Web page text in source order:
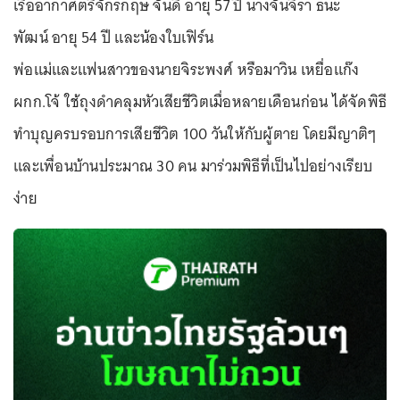
เรืออากาศตรีจักรกฤษ จั่นดี อายุ 57 ปี นางจันจิรา ธนะ
พัฒน์ อายุ 54 ปี และน้องใบเฟิร์น
พ่อแม่และแฟนสาวของนายจิระพงศ์ หรือมาวิน เหยื่อแก๊ง
ผกก.โจ้ ใช้ถุงดำคลุมหัวเสียชีวิตเมื่อหลายเดือนก่อน ได้จัดพิธี
ทำบุญครบรอบการเสียชีวิต 100 วันให้กับผู้ตาย โดยมีญาติๆ
และเพื่อนบ้านประมาณ 30 คน มาร่วมพิธีที่เป็นไปอย่างเรียบ
ง่าย